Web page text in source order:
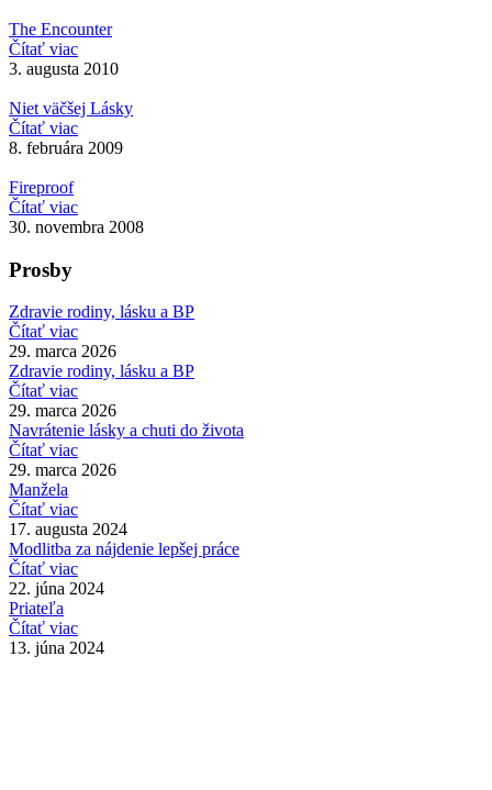
The Encounter
Čítať viac
3. augusta 2010
Niet väčšej Lásky
Čítať viac
8. februára 2009
Fireproof
Čítať viac
30. novembra 2008
Prosby
Zdravie rodiny, lásku a BP
Čítať viac
29. marca 2026
Zdravie rodiny, lásku a BP
Čítať viac
29. marca 2026
Navrátenie lásky a chuti do života
Čítať viac
29. marca 2026
Manžela
Čítať viac
17. augusta 2024
Modlitba za nájdenie lepšej práce
Čítať viac
22. júna 2024
Priateľa
Čítať viac
13. júna 2024